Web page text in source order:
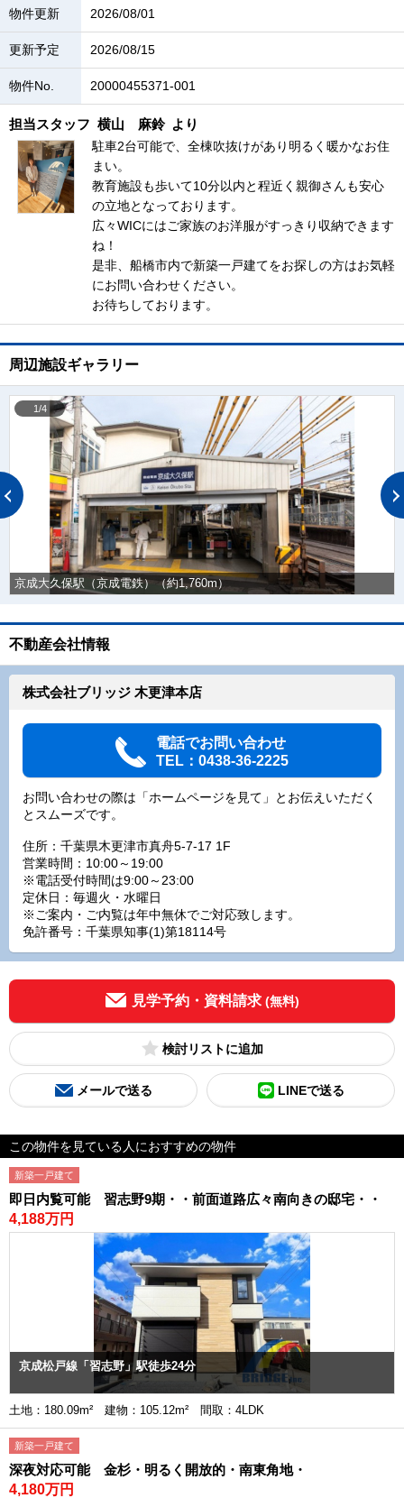
物件更新 2026/08/01
更新予定 2026/08/15
物件No. 20000455371-001
担当スタッフ 横山 麻鈴 より
駐車2台可能で、全棟吹抜けがあり明るく暖かなお住
まい。
教育施設も歩いて10分以内と程近く親御さんも安心
の立地となっております。
広々WICにはご家族のお洋服がすっきり収納できます
ね！
是非、船橋市内で新築一戸建てをお探しの方はお気軽
にお問い合わせください。
お待ちしております。
周辺施設ギャラリー
京成大久保駅（京成電鉄）（約1,760m）
1/4
不動産会社情報
株式会社ブリッジ 木更津本店
電話でお問い合わせ
TEL：0438-36-2225
お問い合わせの際は「ホームページを見て」とお伝えいただく
とスムーズです。
住所：千葉県木更津市真舟5-7-17 1F
営業時間：10:00～19:00
※電話受付時間は9:00～23:00
定休日：毎週火・水曜日
※ご案内・ご内覧は年中無休でご対応致します。
免許番号：千葉県知事(1)第18114号
見学予約・資料請求 (無料)
検討リスト
メールで送る LINEで送る
この物件を見ている人におすすめの物件
新築一戸建て
即日内覧可能 習志野9期・・前面道路広々南向きの邸宅・・
4,188万円
京成松戸線「習志野」駅徒歩24分
土地：180.09m² 建物：105.12m² 間取：4LDK
新築一戸建て
深夜対応可能 金杉・明るく開放的・南東角地・
4,180万円